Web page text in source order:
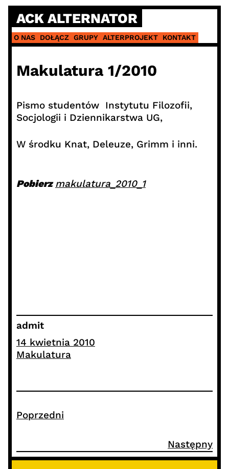
Skip
content
ACK ALTERNATOR
O NAS DOŁĄCZ GRUPY ALTERPROJEKT KONTAKT
Makulatura 1/2010
Pismo studentów Instytutu Filozofii,
Socjologii i Dziennikarstwa UG,
W środku Knat, Deleuze, Grimm i inni.
Pobierzmakulatura_2010_1
admit
14 kwietnia 2010
Makulatura
Poprzedni
Następny